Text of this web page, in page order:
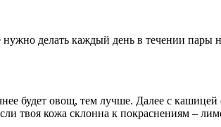
делать каждый день в течении
будет овощ, тем лучше. Далее с
твоя кожа склонна к покраснениям –